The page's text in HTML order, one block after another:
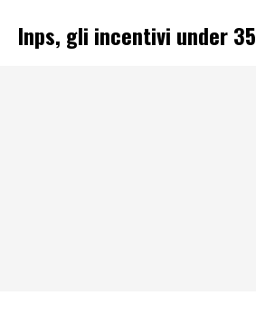
Inps, gli incentivi under 35